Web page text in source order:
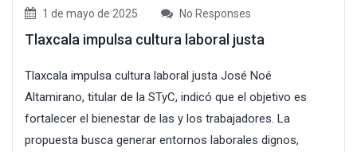
1 de mayo de 2025 No Responses
Tlaxcala impulsa cultura laboral justa
Tlaxcala impulsa cultura laboral justa José Noé
Altamirano, titular de la STyC, indicó que el objetivo es
fortalecer el bienestar de las y los trabajadores. La
propuesta busca generar entornos laborales dignos,